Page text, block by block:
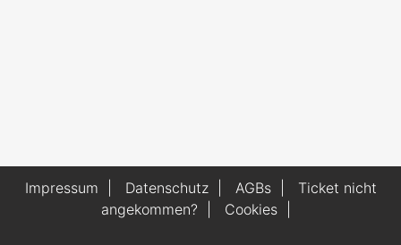
Impressum Datenschutz| AGBs| Ticket nicht
angekommen?
Cookies